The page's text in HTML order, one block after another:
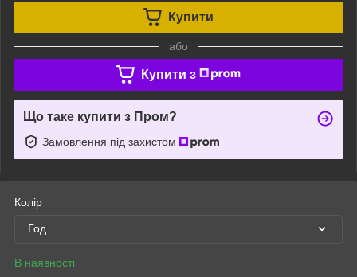
Купити
або
Купити з
Що таке купити з Пром?
Замовлення під захистом
Колір
Год
В наявності